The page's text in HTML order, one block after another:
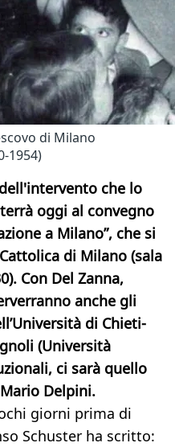
di Milano
1954)
che lo
oggi al convegno
a Milano”, che si
di Milano (sala
Con Del Zanna,
anche gli
di Chieti-
(Università
ci sarà quello
Delpini.
giorni prima di
Schuster ha scritto: